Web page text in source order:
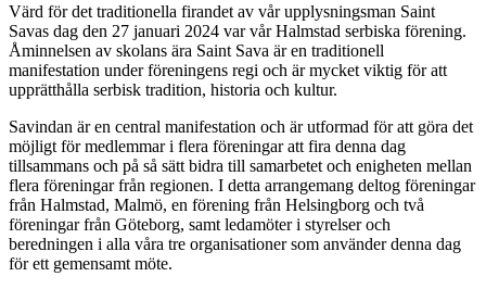
Värd för det traditionella firandet av vår upplysningsman Saint
Savas dag den 27 januari 2024 var vår Halmstad serbiska förening.
Åminnelsen av skolans ära Saint Sava är en traditionell
manifestation under föreningens regi och är mycket viktig för att
upprätthålla serbisk tradition, historia och kultur.
Savindan är en central manifestation och är utformad för att göra det
möjligt för medlemmar i flera föreningar att fira denna dag
tillsammans och på så sätt bidra till samarbetet och enigheten mellan
flera föreningar från regionen. I detta arrangemang deltog föreningar
från Halmstad, Malmö, en förening från Helsingborg och två
föreningar från Göteborg, samt ledamöter i styrelser och
beredningen i alla våra tre organisationer som använder denna dag
för ett gemensamt möte.